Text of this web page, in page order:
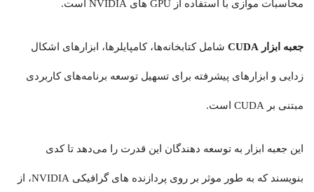
محاسبات موازی با استفاده از GPU‌ های NVIDIA است.
جعبه ابزار CUDA شامل کتابخانه‌ها، کامپایلرها، ابزارهای اشکال
زدایی و ابزارهای پیشرفته برای تسهیل توسعه برنامه‌های کاربردی
مبتنی بر CUDA است.
این جعبه ابزار به توسعه دهندگان این قدرت را می‌دهد تا کدی
بنویسند که به طور موثر بر روی پردازنده های گرافیکی NVIDIA، از